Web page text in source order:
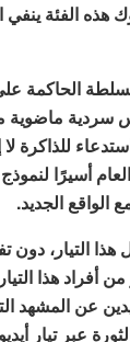
الفئة ينفي
الحاكمة
ماضوية
للذاكرة
أسيرًا
الواقع الجديد.
التيار، دون
أفراد هذا
عن المشهد
عبر تيار